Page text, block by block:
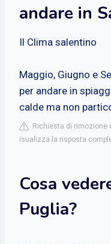
andare in
Il Clima salentino
Maggio, Giugno e
per andare in
calde ma non
Richiesta di rimozione
isualizza la risposta
Cosa
Puglia?